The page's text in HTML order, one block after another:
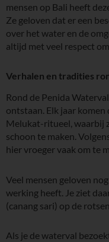
mensen op Bali heeft
Ze geloven dat er een
over het water en de
altijd met veel respect
Verhalen en tradities
Rond de Penida
ontstaan. Elk jaar
Melukat-ritueel, waarbij
schoon te maken.
hier vroeger vaak om te
Veel mensen geloven
werking heeft. Je ziet
(canang sari) op de
Als je de waterval